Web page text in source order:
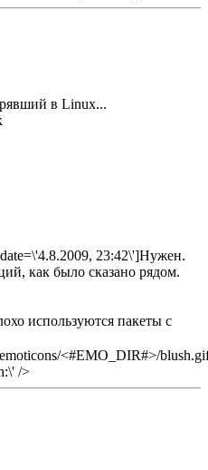
в Linux...
23:42\']Нужен.
как было сказано рядом.
используются пакеты с
<#EMO_DIR#>/
/>